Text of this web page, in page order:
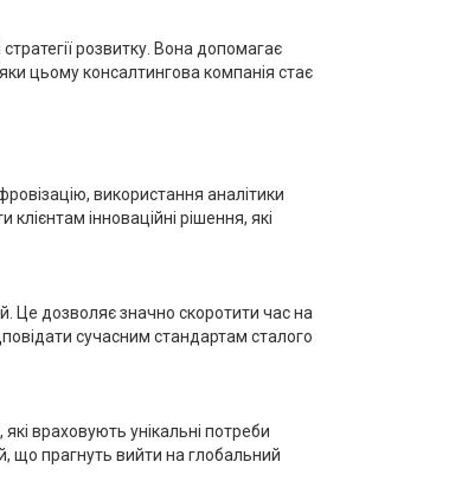
розвитку. Вона допомагає
цьому консалтингова компанія стає
використання аналітики
інноваційні рішення, які
Це дозволяє значно скоротити час на
сучасним стандартам сталого
враховують унікальні потреби
що прагнуть вийти на глобальний